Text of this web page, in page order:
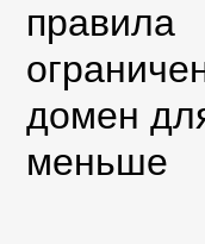
домен
меньше